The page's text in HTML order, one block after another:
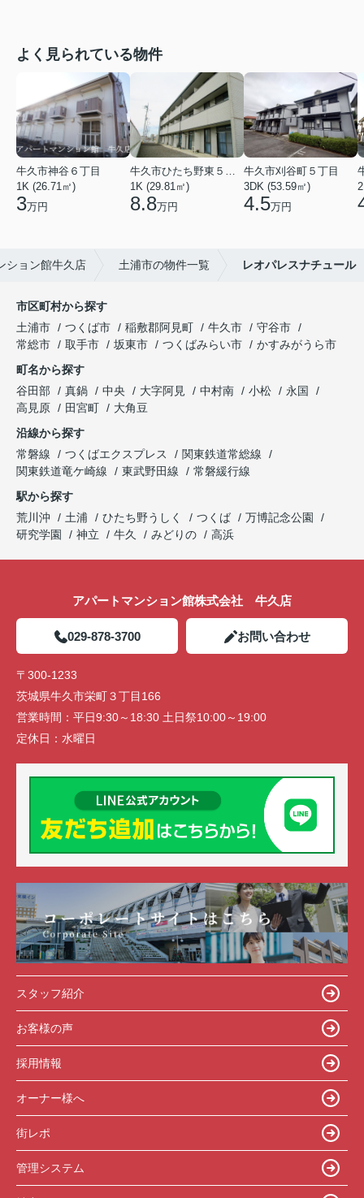
よく見られている物件
牛久市神谷６丁目
1K (26.71㎡)
3万円
牛久市ひたち野東５丁目
1K (29.81㎡)
8.8万円
牛久市刈谷町５丁目
3DK (53.59㎡)
4.5万円
ション館牛久店 土浦市の物件一覧 レオパレスナチュール
市区町村から探す
土浦市
つくば市 稲敷郡阿見町 牛久市
守谷市
常総市
取手市 坂東市 つくばみらい市
かすみがうら市
町名から探す
谷田部
真鍋 中央 大字阿見 中村南 小松
永国
高見原
田宮町
大角豆
沿線から探す
常磐線
つくばエクスプレス
関東鉄道常総線
関東鉄道竜ケ崎線
東武野田線
常磐緩行線
駅から探す
荒川沖
土浦 ひたち野うしく つくば
万博記念公園
研究学園
神立 牛久 みどりの 高浜
アパートマンション館株式会社 牛久店
029-878-3700 お問い合わせ
〒300-1233
茨城県牛久市栄町３丁目166
営業時間： 平日9:30～18:30 土日祭10:00～19:00
定休日： 水曜日
スタッフ紹介
お客様の声
採用情報
オーナー様へ
街レポ
管理システム